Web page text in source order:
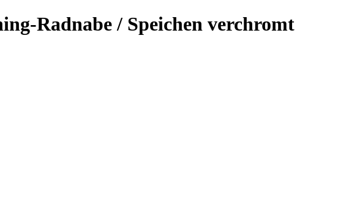
Radnabe / Speichen verchromt